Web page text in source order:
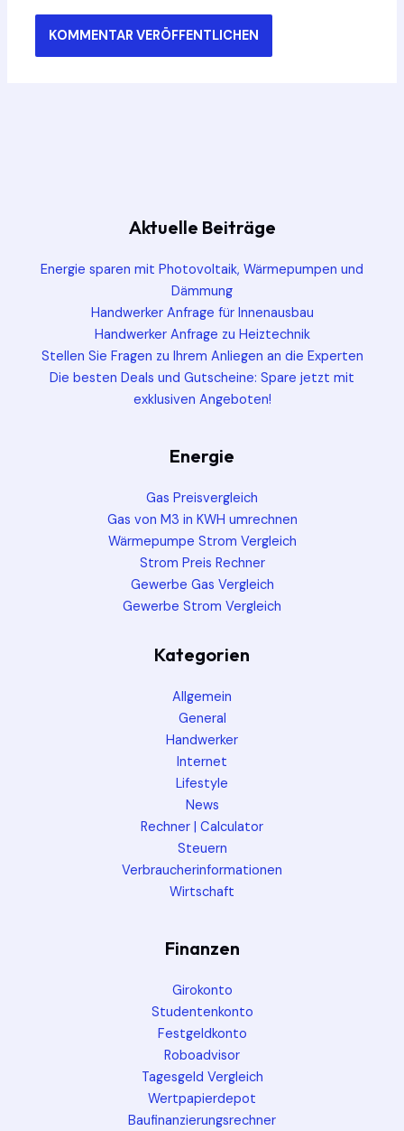
Aktuelle Beiträge
Energie sparen mit Photovoltaik, Wärmepumpen und
Dämmung
Handwerker Anfrage für Innenausbau
Handwerker Anfrage zu Heiztechnik
Stellen Sie Fragen zu Ihrem Anliegen an die Experten
Die besten Deals und Gutscheine: Spare jetzt mit
exklusiven Angeboten!
Energie
Gas Preisvergleich
Gas von M3 in KWH umrechnen
Wärmepumpe Strom Vergleich
Strom Preis Rechner
Gewerbe Gas Vergleich
Gewerbe Strom Vergleich
Kategorien
Allgemein
General
Handwerker
Internet
Lifestyle
News
Rechner | Calculator
Steuern
Verbraucherinformationen
Wirtschaft
Finanzen
Girokonto
Studentenkonto
Festgeldkonto
Roboadvisor
Tagesgeld Vergleich
Wertpapierdepot
Baufinanzierungsrechner